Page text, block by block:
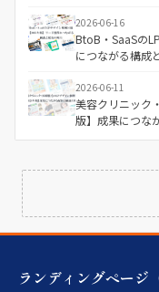
2026-06-16
BtoB・SaaSの
につながる構成
2026-06-11
美容クリニック
版】成果につな
ランディングページ